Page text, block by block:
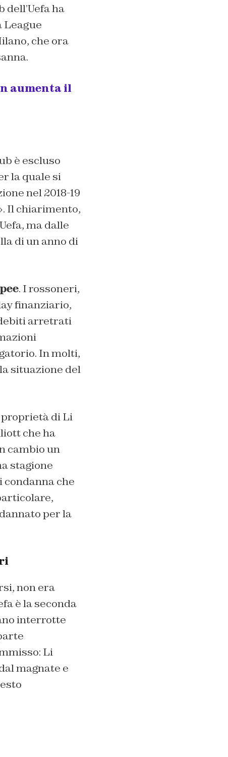
ha
League
che ora
aumenta il
è escluso
la quale si
nel 2018-19
Il chiarimento,
ma dalle
di un anno di
. I rossoneri,
finanziario,
arretrati
In molti,
situazione del
di Li
che ha
cambio un
stagione
condanna che
per la
non era
è la seconda
interrotte
Li
magnate e